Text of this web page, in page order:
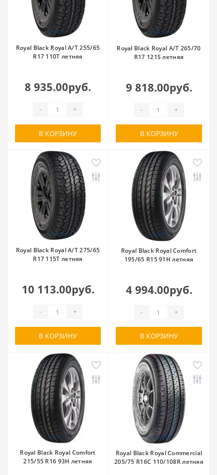
Royal Black Royal A/T 255/65
R17 110T летняя
8 935.00руб.
- +
В КОРЗИНУ
Royal Black Royal A/T 265/70
R17 121S летняя
9 818.00руб.
- +
В КОРЗИНУ
Royal Black Royal A/T 275/65
R17 115T летняя
10 113.00руб.
- +
В КОРЗИНУ
Royal Black Royal Comfort
195/65 R15 91H летняя
4 994.00руб.
- +
В КОРЗИНУ
Royal Black Royal Comfort
215/55 R16 93H летняя
Royal Black Royal Commercial
205/75 R16C 110/108R летняя